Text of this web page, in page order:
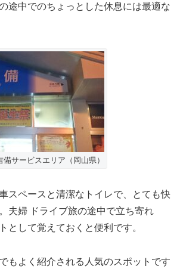
途中でのちょっとした休息には最適な
サービスエリア（岡山県）
スペースと清潔なトイレで、とても快
夫婦 ドライブ旅の途中で立ち寄れ
として覚えておくと便利です。
もよく紹介される人気のスポットです